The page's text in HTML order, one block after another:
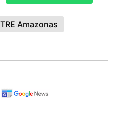
TRE Amazonas